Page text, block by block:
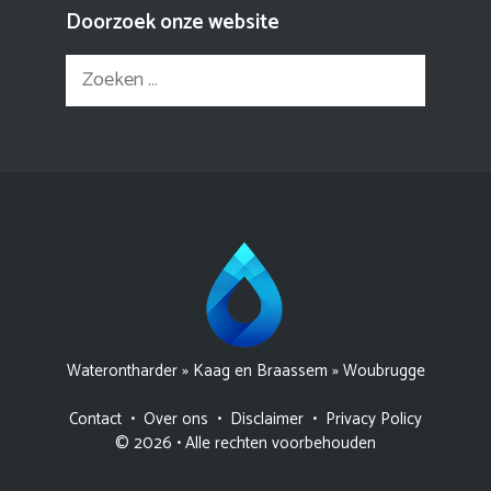
Doorzoek onze website
Zoek
naar:
Waterontharder» Kaag en Braassem »Woubrugge
Contact • Over ons • Disclaimer • Privacy Policy
© 2026 • Alle rechten voorbehouden